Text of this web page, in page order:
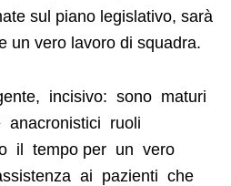
sul piano legislativo, sarà
un vero lavoro di squadra.
incisivo: sono maturi
ruoli
il tempo per un vero
ai pazienti che